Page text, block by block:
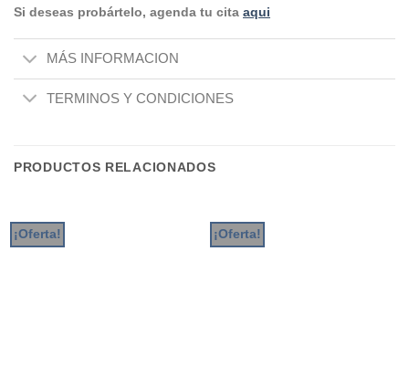
Si deseas probártelo, agenda tu cita aqui
MÁS INFORMACION
TERMINOS Y CONDICIONES
PRODUCTOS RELACIONADOS
¡Oferta! ¡Oferta!